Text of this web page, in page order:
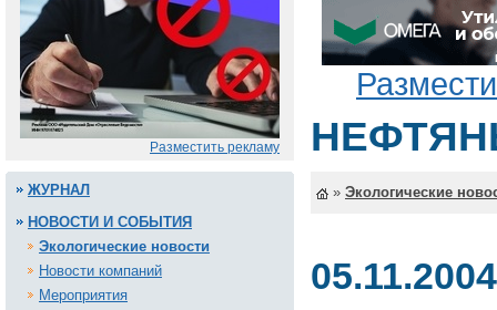
Разместить рекламу
ЖУРНАЛ
НОВОСТИ И СОБЫТИЯ
Экологические новости
Новости компаний
Мероприятия
» Экологические
05.11.2004